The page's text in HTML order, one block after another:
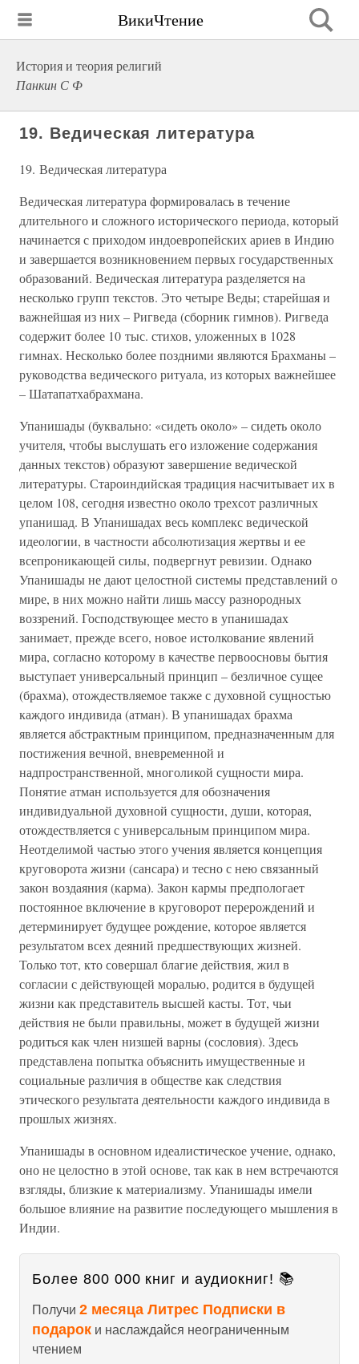
ВикиЧтение
История и теория религий
Панкин С Ф
19. Ведическая литература
19. Ведическая литература
Ведическая литература формировалась в течение
длительного и сложного исторического периода, который
начинается с приходом индоевропейских ариев в Индию
и завершается возникновением первых государственных
образований. Ведическая литература разделяется на
несколько групп текстов. Это четыре Веды; старейшая и
важнейшая из них – Ригведа (сборник гимнов). Ригведа
содержит более 10 тыс. стихов, уложенных в 1028
гимнах. Несколько более поздними являются Брахманы –
руководства ведического ритуала, из которых важнейшее
– Шатапатхабрахмана.
Упанишады (буквально: «сидеть около» – сидеть около
учителя, чтобы выслушать его изложение содержания
данных текстов) образуют завершение ведической
литературы. Староиндийская традиция насчитывает их в
целом 108, сегодня известно около трехсот различных
упанишад. В Упанишадах весь комплекс ведической
идеологии, в частности абсолютизация жертвы и ее
всепроникающей силы, подвергнут ревизии. Однако
Упанишады не дают целостной системы представлений о
мире, в них можно найти лишь массу разнородных
воззрений. Господствующее место в упанишадах
занимает, прежде всего, новое истолкование явлений
мира, согласно которому в качестве первоосновы бытия
выступает универсальный принцип – безличное сущее
(брахма), отождествляемое также с духовной сущностью
каждого индивида (атман). В упанишадах брахма
является абстрактным принципом, предназначенным для
постижения вечной, вневременной и
надпространственной, многоликой сущности мира.
Понятие атман используется для обозначения
индивидуальной духовной сущности, души, которая,
отождествляется с универсальным принципом мира.
Неотделимой частью этого учения является концепция
круговорота жизни (сансара) и тесно с нею связанный
закон воздаяния (карма). Закон кармы предпологает
постоянное включение в круговорот перерождений и
детерминирует будущее рождение, которое является
результатом всех деяний предшествующих жизней.
Только тот, кто совершал благие действия, жил в
согласии с действующей моралью, родится в будущей
жизни как представитель высшей касты. Тот, чьи
действия не были правильны, может в будущей жизни
родиться как член низшей варны (сословия). Здесь
представлена попытка объяснить имущественные и
социальные различия в обществе как следствия
этического результата деятельности каждого индивида в
прошлых жизнях.
Упанишады в основном идеалистическое учение, однако,
оно не целостно в этой основе, так как в нем встречаются
взгляды, близкие к материализму. Упанишады имели
большое влияние на развитие последующего мышления в
Индии.
Более 800 000 книг и аудиокниг! 📚
Получи 2 месяца Литрес Подписки в
подарок и наслаждайся неограниченным
чтением